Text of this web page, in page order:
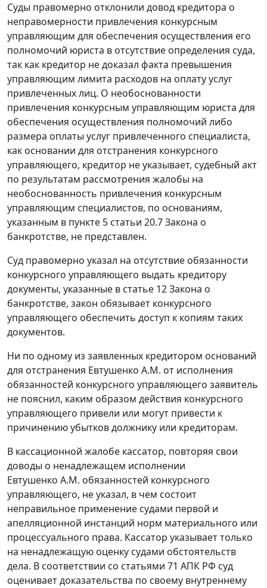
Суды правомерно отклонили довод кредитора о
неправомерности привлечения конкурсным
управляющим для обеспечения осуществления его
полномочий юриста в отсутствие определения суда,
так как кредитор не доказал факта превышения
управляющим лимита расходов на оплату услуг
привлеченных лиц. О необоснованности
привлечения конкурсным управляющим юриста для
обеспечения осуществления полномочий либо
размера оплаты услуг привлеченного специалиста,
как основании для отстранения конкурсного
управляющего, кредитор не указывает, судебный акт
по результатам рассмотрения жалобы на
необоснованность привлечения конкурсным
управляющим специалистов, по основаниям,
указанным в пункте 5 статьи 20.7Закона о
банкротстве, не представлен.
Суд правомерно указал на отсутствие обязанности
конкурсного управляющего выдать кредитору
документы, указанные в статье 12Закона о
банкротстве, закон обязывает конкурсного
управляющего обеспечить доступ к копиям таких
документов.
Ни по одному из заявленных кредитором оснований
для отстранения Евтушенко А.М. от исполнения
обязанностей конкурсного управляющего заявитель
не пояснил, каким образом действия конкурсного
управляющего привели или могут привести к
причинению убытков должнику или кредиторам.
В кассационной жалобе кассатор, повторяя свои
доводы о ненадлежащем исполнении
Евтушенко А.М. обязанностей конкурсного
управляющего, не указал, в чем состоит
неправильное применение судами первой и
апелляционной инстанций норм материального или
процессуального права. Кассатор указывает только
на ненадлежащую оценку судами обстоятельств
дела. В соответствии со статьями 71 АПК РФ суд
оценивает доказательства по своему внутреннему